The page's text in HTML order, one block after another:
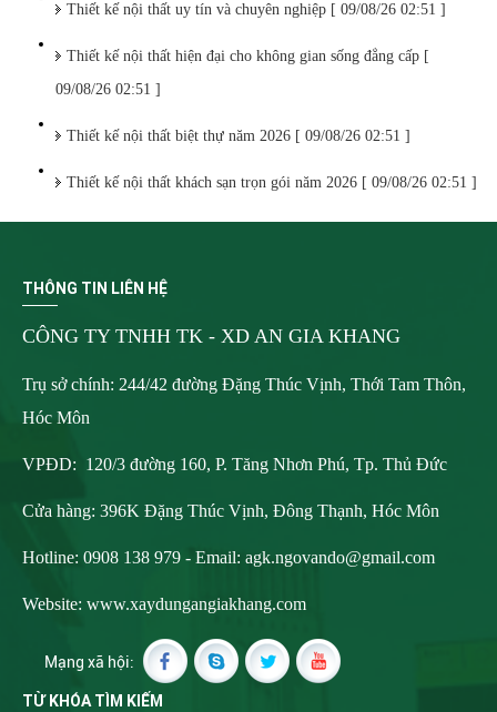
Thiết kế nội thất uy tín và chuyên nghiệp [ 09/08/26 02:51 ]
Thiết kế nội thất hiện đại cho không gian sống đẳng cấp [
09/08/26 02:51 ]
Thiết kế nội thất biệt thự năm 2026 [ 09/08/26 02:51 ]
Thiết kế nội thất khách sạn trọn gói năm 2026 [ 09/08/26 02:51 ]
THÔNG TIN LIÊN HỆ
CÔNG TY TNHH TK - XD AN GIA KHANG
Trụ sở chính: 244/42 đường Đặng Thúc Vịnh, Thới Tam Thôn,
Hóc Môn
VPĐD: 120/3 đường 160, P. Tăng Nhơn Phú, Tp. Thủ Đức
Cửa hàng: 396K Đặng Thúc Vịnh, Đông Thạnh, Hóc Môn
Hotline: 0908 138 979 - Email: agk.ngovando@gmail.com
Website: www.xaydungangiakhang.com
Mạng xã hội:
TỪ KHÓA TÌM KIẾM